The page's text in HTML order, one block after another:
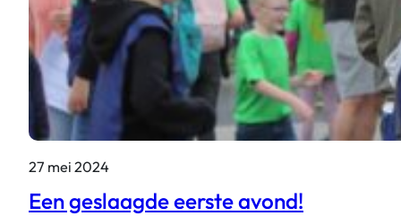
27 mei 2024
Een geslaagde eerste avond!